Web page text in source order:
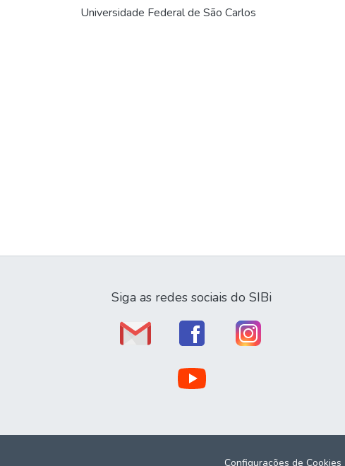
Universidade Federal de São Carlos
Siga as redes sociais do SIBi
Configurações de Cookies